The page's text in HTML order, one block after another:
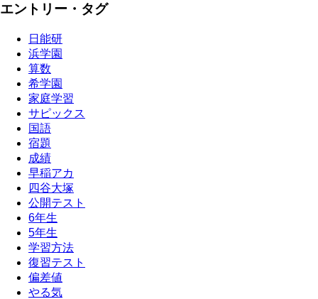
エントリー・タグ
日能研
浜学園
算数
希学園
家庭学習
サピックス
国語
宿題
成績
早稲アカ
四谷大塚
公開テスト
6年生
5年生
学習方法
復習テスト
偏差値
やる気